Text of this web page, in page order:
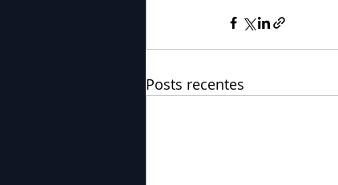
Posts recentes